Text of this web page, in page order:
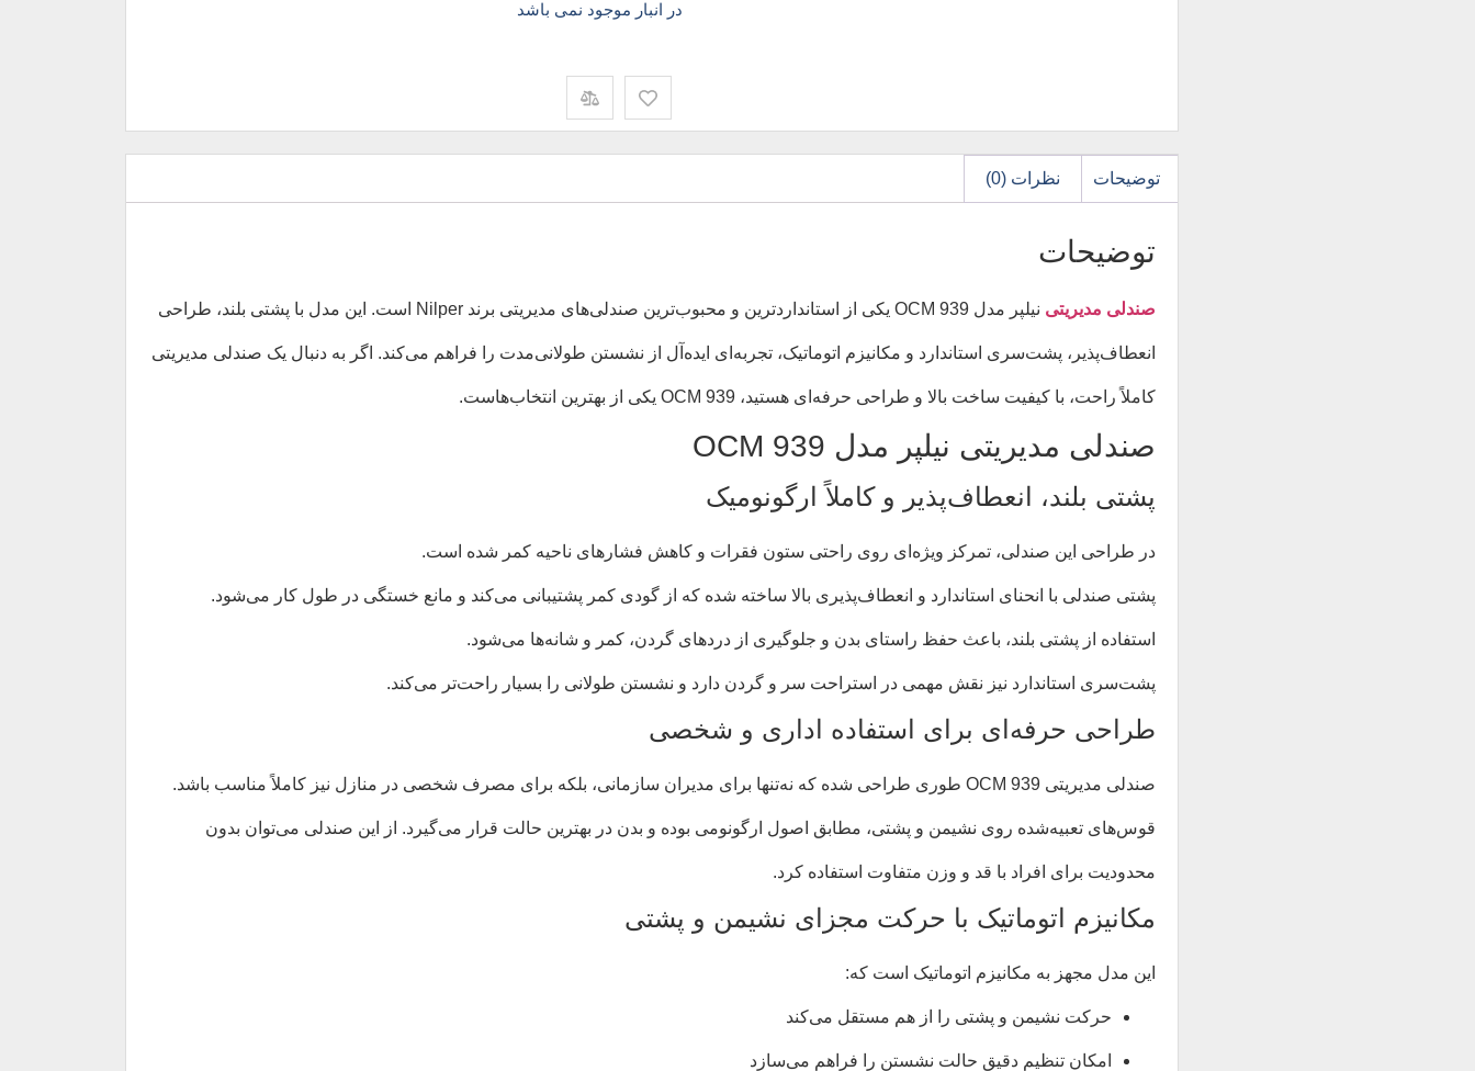
در انبار موجود نمی باشد
توضیحات نظرات (0)
توضیحات
صندلی مدیریتی نیلپر مدل OCM 939 یکی از استانداردترین و محبوب‌ترین صندلی‌های مدیریتی برند Nilper است. این مدل با پشتی بلند، طراحی
انعطاف‌پذیر، پشت‌سری استاندارد و مکانیزم اتوماتیک، تجربه‌ای ایده‌آل از نشستن طولانی‌مدت را فراهم می‌کند. اگر به دنبال یک صندلی مدیریتی
کاملاً راحت، با کیفیت ساخت بالا و طراحی حرفه‌ای هستید، OCM 939 یکی از بهترین انتخاب‌هاست.
صندلی مدیریتی نیلپر مدل OCM 939
پشتی بلند، انعطاف‌پذیر و کاملاً ارگونومیک
در طراحی این صندلی، تمرکز ویژه‌ای روی راحتی ستون فقرات و کاهش فشارهای ناحیه کمر شده است.
پشتی صندلی با انحنای استاندارد و انعطاف‌پذیری بالا ساخته شده که از گودی کمر پشتیبانی می‌کند و مانع خستگی در طول کار می‌شود.
استفاده از پشتی بلند، باعث حفظ راستای بدن و جلوگیری از دردهای گردن، کمر و شانه‌ها می‌شود.
پشت‌سری استاندارد نیز نقش مهمی در استراحت سر و گردن دارد و نشستن طولانی را بسیار راحت‌تر می‌کند.
طراحی حرفه‌ای برای استفاده اداری و شخصی
صندلی مدیریتی OCM 939 طوری طراحی شده که نه‌تنها برای مدیران سازمانی، بلکه برای مصرف شخصی در منازل نیز کاملاً مناسب باشد.
قوس‌های تعبیه‌شده روی نشیمن و پشتی، مطابق اصول ارگونومی بوده و بدن در بهترین حالت قرار می‌گیرد. از این صندلی می‌توان بدون
محدودیت برای افراد با قد و وزن متفاوت استفاده کرد.
مکانیزم اتوماتیک با حرکت مجزای نشیمن و پشتی
این مدل مجهز به مکانیزم اتوماتیک است که:
حرکت نشیمن و پشتی را از هم مستقل می‌کند
امکان تنظیم دقیق حالت نشستن را فراهم می‌سازد